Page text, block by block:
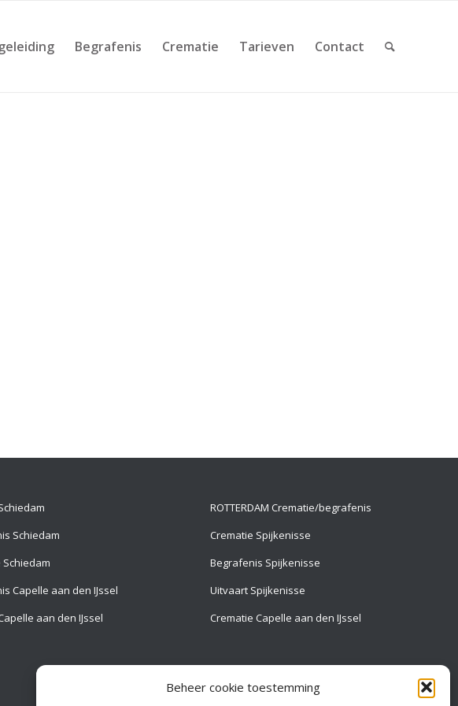
Beheer cookie toestemming
Begrafenis Crematie Tarieven Contact
Schiedam
Capelle aan den IJssel
aan den IJssel
ROTTERDAM Crematie/begrafenis
Crematie Spijkenisse
Begrafenis Spijkenisse
Uitvaart Spijkenisse
Crematie Capelle aan den IJssel